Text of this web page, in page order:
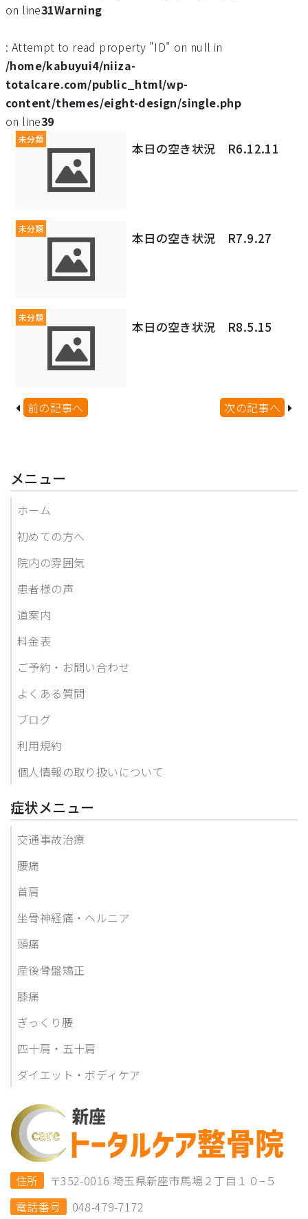
on line31Warning
: Attempt to read property "ID" on null in
/home/kabuyui4/niiza-
totalcare.com/public_html/wp-
content/themes/eight-design/single.php
on line39
未分類
本日の空き状況 R6.12.11
未分類
本日の空き状況 R7.9.27
未分類
本日の空き状況 R8.5.15
前の記事へ 次の記事へ
メニュー
ホーム
初めての方へ
院内の雰囲気
患者様の声
道案内
料金表
ご予約・お問い合わせ
よくある質問
ブログ
利用規約
個人情報の取り扱いについて
症状メニュー
交通事故治療
腰痛
首肩
坐骨神経痛・ヘルニア
頭痛
産後骨盤矯正
膝痛
ぎっくり腰
四十肩・五十肩
ダイエット・ボディケア
住所
〒352-0016 埼玉県新座市馬場２丁目１０−５
電話番号
048-479-7172